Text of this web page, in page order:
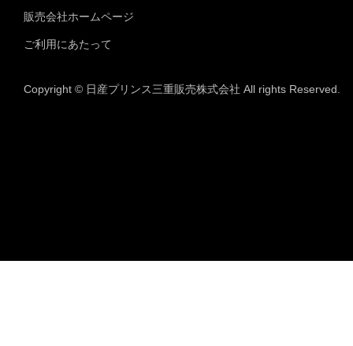
販売会社ホームページ
ご利用にあたって
Copyright © 日産プリンス三重販売株式会社 All rights Reserved.